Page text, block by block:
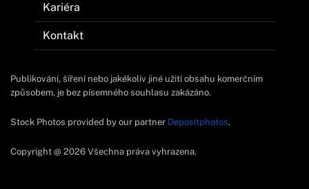
Kariéra
Kontakt
Publikování, šíření nebo jakékoliv jiné užití obsahu komerčním
způsobem, je bez písemného souhlasu zakázáno.
Stock Photos provided by our partner Depositphotos.
Copyright @ 2026 Všechna práva vyhrazena.